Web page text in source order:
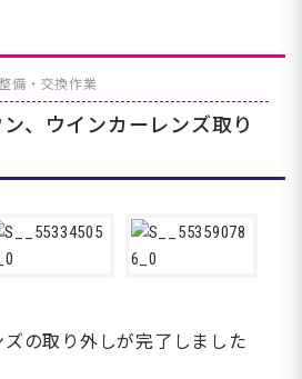
整備・交換作業
、ウインカーレンズ取り
の取り外しが完了しました